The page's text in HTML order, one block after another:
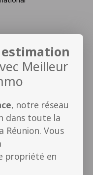
Meilleur
, notre réseau
dans toute la
Réunion. Vous
propriété en